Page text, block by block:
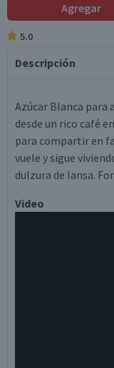
Agregar
5.0
Descripción
Azúcar Blanca para
desde un rico café
para compartir en
vuele y sigue
dulzura de Iansa.
Video